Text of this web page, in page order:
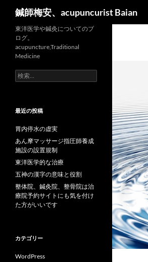
鍼師梅安、acupuncurist Baian
東洋医学や鍼灸についてのブ
ログ。
acupuncture,Traditional
Medicine
検
索:
最近の投稿
胃内停水の虚実
あん摩マッサージ指圧師養成
施設の設置規制
東洋医学的な治療
五神の漢字の意味と役割
整体院、鍼灸院、整骨院は治
療院予約サイトにも気を付け
た方がいいです
カテゴリー
WordPress